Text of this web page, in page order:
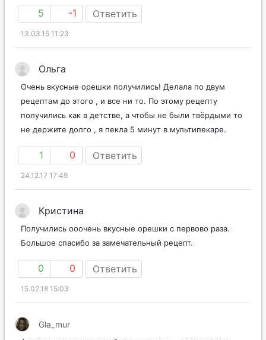
5 -1 Ответить
13.03.15 11:23
Очень вкусные орешки получились! Делала по двум
рецептам до этого , и все ни то. По этому рецепту
получились как в детстве, а чтобы не были твёрдыми то
1 0 Ответить
24.12.17 17:49
Получились ооочень вкусные орешки с первово раза.
0 0 Ответить
15.02.18 15:03